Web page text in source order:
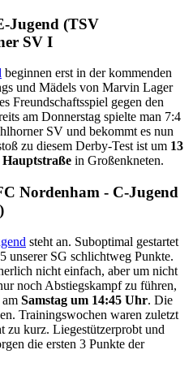
Jugend (TSV
SV I
beginnen erst in der kommenden
und Mädels von Marvin Lager
Freundschaftsspiel gegen den
am Donnerstag spielte man 7:4
SV und bekommt es nun
zu diesem Derby-Test ist um 13
Hauptstraße in Großenkneten.
Nordenham - C-Jugend
steht an. Suboptimal gestartet
unserer SG schlichtweg Punkte.
nicht einfach, aber um nicht
noch Abstiegskampf zu führen,
Samstag um 14:45 Uhr. Die
Trainingswochen waren zuletzt
zu kurz. Liegestützerprobt und
die ersten 3 Punkte der